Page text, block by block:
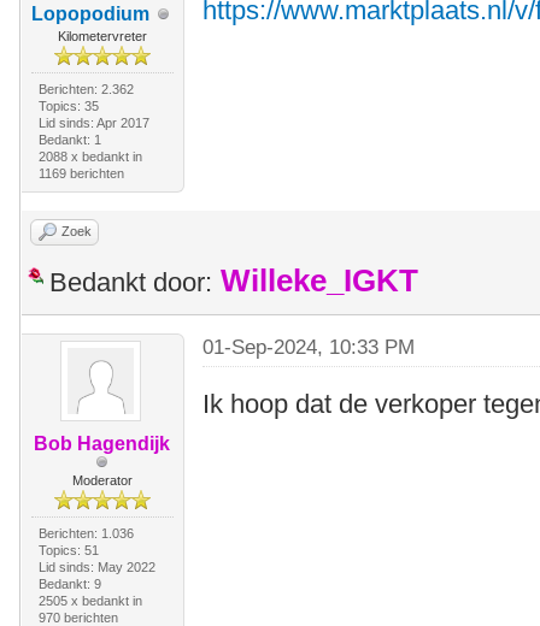
Lopopodium
Kilometervreter
Berichten: 2.362
Topics: 35
Lid sinds: Apr 2017
Bedankt: 1
2088 x bedankt in
1169 berichten
https://www.marktplaats.nl/
Zoek
Bedankt door: Willeke_IGKT
Bob Hagendijk
Moderator
Berichten: 1.036
Topics: 51
Lid sinds: May 2022
Bedankt: 9
2505 x bedankt in
970 berichten
01-Sep-2024, 10:33 PM
Ik hoop dat de verkoper